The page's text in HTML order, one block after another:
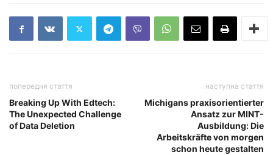
попередня стаття
Breaking Up With Edtech:
The Unexpected Challenge
of Data Deletion
наступна стаття
Michigans praxisorientierter
Ansatz zur MINT-
Ausbildung: Die
Arbeitskräfte von morgen
schon heute gestalten